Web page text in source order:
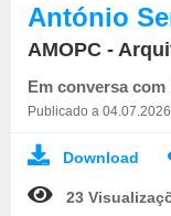
António
AMOPC - Arquivo e
Publicado a
Download
23